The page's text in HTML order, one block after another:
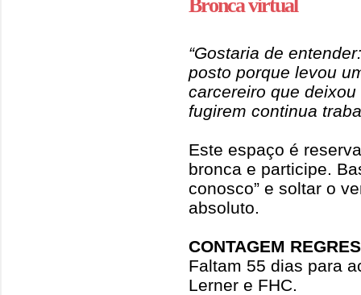
Bronca virtual
“Gostaria de
posto porque levou
carcereiro que
fugirem continua
Este espaço é
bronca e participe.
conosco” e soltar o
absoluto.
CONTAGEM
Faltam 55 dias para
Lerner e FHC.